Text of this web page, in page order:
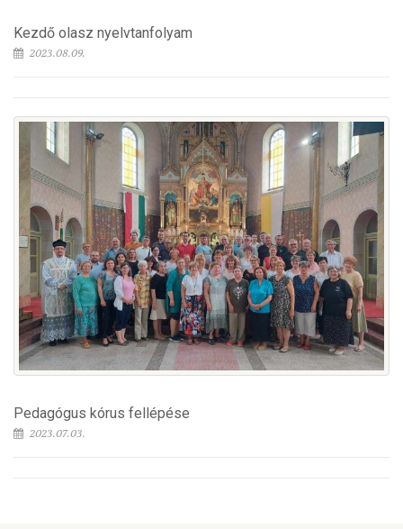
Kezdő olasz nyelvtanfolyam
2023.08.09.
Pedagógus kórus fellépése
2023.07.03.